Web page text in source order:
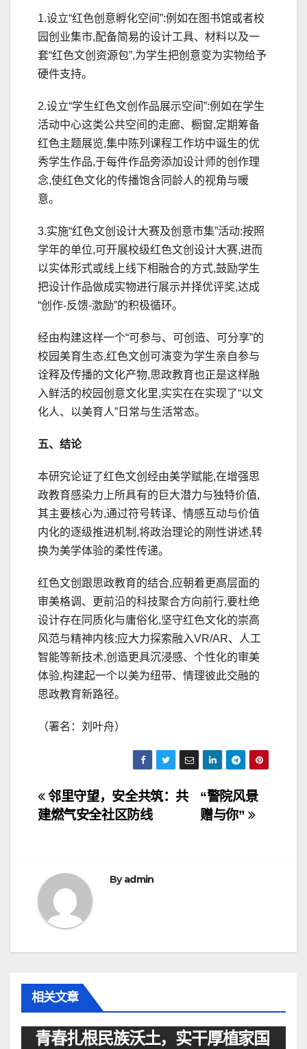
1.设立“红色创意孵化空间”:例如在图书馆或者校
园创业集市,配备简易的设计工具、材料以及一
套“红色文创资源包”,为学生把创意变为实物给予
硬件支持。
2.设立“学生红色文创作品展示空间”:例如在学生
活动中心这类公共空间的走廊、橱窗,定期筹备
红色主题展览,集中陈列课程工作坊中诞生的优
秀学生作品,于每件作品旁添加设计师的创作理
念,使红色文化的传播饱含同龄人的视角与暖
意。
3.实施“红色文创设计大赛及创意市集”活动:按照
学年的单位,可开展校级红色文创设计大赛,进而
以实体形式或线上线下相融合的方式,鼓励学生
把设计作品做成实物进行展示并择优评奖,达成
“创作-反馈-激励”的积极循环。
经由构建这样一个“可参与、可创造、可分享”的
校园美育生态,红色文创可演变为学生亲自参与
诠释及传播的文化产物,思政教育也正是这样融
入鲜活的校园创意文化里,实实在在实现了“以文
化人、以美育人”日常与生活常态。
五、结论
本研究论证了红色文创经由美学赋能,在增强思
政教育感染力上所具有的巨大潜力与独特价值,
其主要核心为,通过符号转译、情感互动与价值
内化的逐级推进机制,将政治理论的刚性讲述,转
换为美学体验的柔性传递。
红色文创跟思政教育的结合,应朝着更高层面的
审美格调、更前沿的科技聚合方向前行,要杜绝
设计存在同质化与庸俗化,坚守红色文化的崇高
风范与精神内核;应大力探索融入VR/AR、人工
智能等新技术,创造更具沉浸感、个性化的审美
体验,构建起一个以美为纽带、情理彼此交融的
思政教育新路径。
（署名：刘叶舟）
文
章
航
“警院风景
赠与你”
邻里守望，安全共筑：共
建燃气安全社区防线
Byadmin
相关文章
青春扎根民族沃土，实干厚植家国